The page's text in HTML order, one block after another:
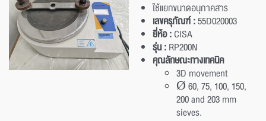
ใช้แยกขนาดอนุภาคสาร
เลขครุภัณฑ์ :55D020003
ยี่ห้อ :CISA
รุ่น :RP200N
คุณลักษณะทางเทคนิค
3D movement
Ø 60, 75, 100, 150,
200 and 203 mm
sieves.